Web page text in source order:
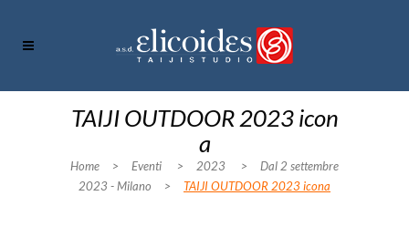
TAIJI OUTDOOR 2023 icon
a
Home > Eventi > 2023 >
Dal 2 settembre
2023 - Milano
> TAIJI OUTDOOR 2023 icona